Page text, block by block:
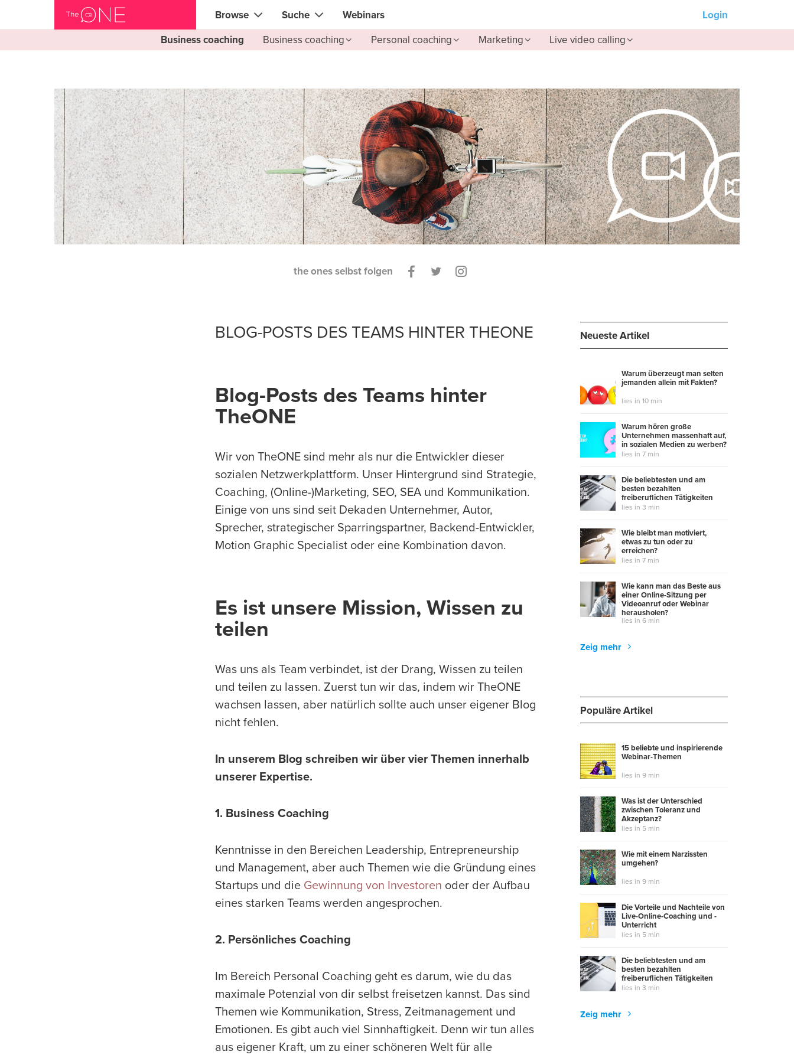
Browse
Kreative & Designer
Musiker & Sänger
Lehrer & Tutoren
Berater
Fitness trainer
Yoga & Meditation Lehrer
Beauty & Gesundheit Spezialisten
Finanz- & Rechtsspezialisten
Web & Software Entwickler
Baufachleute & Gärtner
Alternative Wissenschaft Praktiker
Übersetzer
Lotus Sailing
Mindd
Suche
Webinars
Business coaching
Business coaching Personal coaching Marketing Live video calling
Login
the ones selbst folgen
BLOG-POSTS DES TEAMS HINTER THEONE
Blog-Posts des Teams hinter
TheONE
Wir von TheONE sind mehr als nur die Entwickler dieser
sozialen Netzwerkplattform. Unser Hintergrund sind Strategie,
Coaching, (Online-)Marketing, SEO, SEA und Kommunikation.
Einige von uns sind seit Dekaden Unternehmer, Autor,
Sprecher, strategischer Sparringspartner, Backend-Entwickler,
Motion Graphic Specialist oder eine Kombination davon.
Es ist unsere Mission, Wissen zu
teilen
Was uns als Team verbindet, ist der Drang, Wissen zu teilen
und teilen zu lassen. Zuerst tun wir das, indem wir TheONE
wachsen lassen, aber natürlich sollte auch unser eigener Blog
nicht fehlen.
In unserem Blog schreiben wir über vier Themen innerhalb
unserer Expertise.
1. Business Coaching
Kenntnisse in den Bereichen Leadership, Entrepreneurship
und Management, aber auch Themen wie die Gründung eines
Startups und die Gewinnung von Investoren oder der Aufbau
eines starken Teams werden angesprochen.
2. Persönliches Coaching
Im Bereich Personal Coaching geht es darum, wie du das
maximale Potenzial von dir selbst freisetzen kannst. Das sind
Themen wie Kommunikation, Stress, Zeitmanagement und
Emotionen. Es gibt auch viel Sinnhaftigkeit. Denn wir tun alles
aus eigener Kraft, um zu einer schöneren Welt für alle
Neueste Artikel
Warum überzeugt man selten
jemanden allein mit Fakten?
lies in 10 min
Warum hören große
Unternehmen massenhaft auf,
in sozialen Medien zu werben?
lies in 7 min
Die beliebtesten und am
besten bezahlten
freiberuflichen Tätigkeiten
lies in 3 min
Wie bleibt man motiviert,
etwas zu tun oder zu
erreichen?
lies in 7 min
Wie kann man das Beste aus
einer Online-Sitzung per
Videoanruf oder Webinar
herausholen?
lies in 6 min
Zeig mehr
Populäre Artikel
15 beliebte und inspirierende
Webinar-Themen
lies in 9 min
Was ist der Unterschied
zwischen Toleranz und
Akzeptanz?
lies in 5 min
Wie mit einem Narzissten
umgehen?
lies in 9 min
Die Vorteile und Nachteile von
Live-Online-Coaching und -
Unterricht
lies in 5 min
Die beliebtesten und am
besten bezahlten
freiberuflichen Tätigkeiten
lies in 3 min
Zeig mehr